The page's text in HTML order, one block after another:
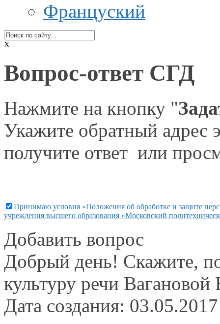
Француский
X
Вопрос-ответ СГД
Нажмите на кнопку "
Укажите обратный адрес
получите ответ или
Принимаю условия «Положения об обработке и защите
учреждения высшего образования «Московский
Добавить вопрос
Добрый день! Скажите,
культуру речи
Дата создания: 03.05.2017